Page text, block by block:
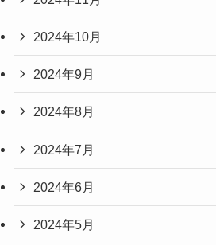
2024年10月
2024年9月
2024年8月
2024年7月
2024年6月
2024年5月